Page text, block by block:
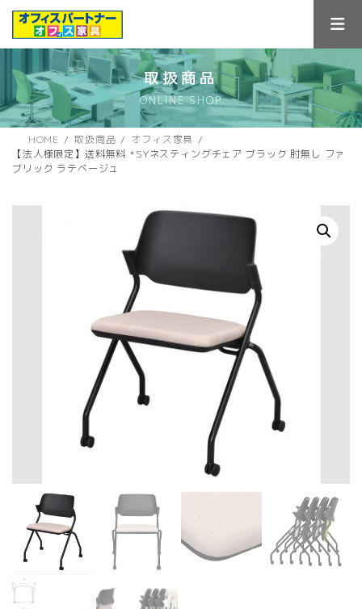
ス
キ
ン
に
取扱商品
ONLINE SHOP
HOME 取扱商品
オフィス家具
【法人様限定】送料無料 *SYネスティングチェア ブラック 肘無し ファ
ブリック ラテベージュ